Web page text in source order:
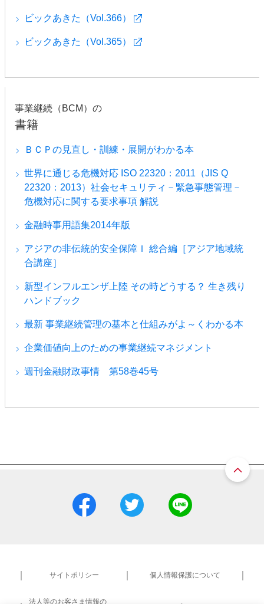
ビックあきた（Vol.366）
ビックあきた（Vol.365）
事業継続（BCM）の
書籍
ＢＣＰの見直し・訓練・展開がわかる本
世界に通じる危機対応 ISO 22320：2011（JIS Q
22320：2013）社会セキュリティ－緊急事態管理－
危機対応に関する要求事項 解説
金融時事用語集2014年版
アジアの非伝統的安全保障Ｉ 総合編［アジア地域統
合講座］
新型インフルエンザ上陸 その時どうする？ 生き残り
ハンドブック
最新 事業継続管理の基本と仕組みがよ～くわかる本
企業価値向上のための事業継続マネジメント
週刊金融財政事情 第58巻45号
サイトポリシー 個人情報保護について
法人等のお客さま情報の